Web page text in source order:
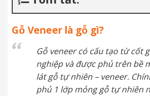
Gỗ Veneer là gỗ gì?
Gỗ veneer có cấu tạo từ cốt
nghiệp và được phủ trên bề
lát gỗ tự nhiên – veneer.
phủ 1 lớp mỏng gỗ tự nhiên